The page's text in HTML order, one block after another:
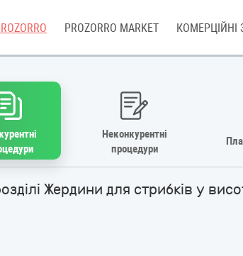
PROZORRO MARKET КОМЕРЦІЙНІ
Неконкурентні
процедури
Жердини для стрибків у